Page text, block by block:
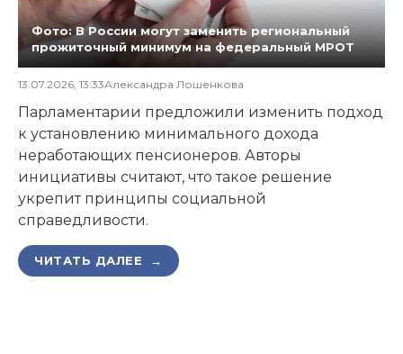
Фото: В России могут заменить региональный
прожиточный минимум на федеральный МРОТ
13.07.2026, 13:33Александра Лошенкова
Парламентарии предложили изменить подход
к установлению минимального дохода
неработающих пенсионеров. Авторы
инициативы считают, что такое решение
укрепит принципы социальной
справедливости.
ЧИТАТЬ ДАЛЕЕ →